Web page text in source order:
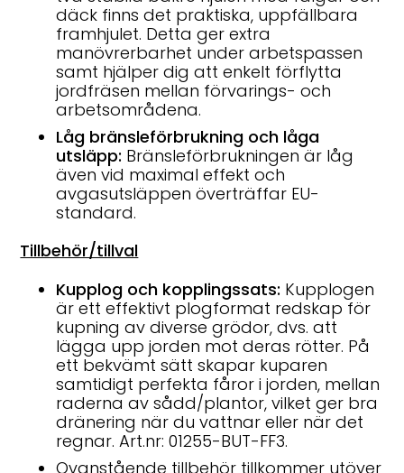
däck finns det praktiska, uppfällbara
framhjulet. Detta ger extra
manövrerbarhet under arbetspassen
samt hjälper dig att enkelt förflytta
jordfräsen mellan förvarings- och
arbetsområdena.
Låg bränsleförbrukning och låga
utsläpp: Bränsleförbrukningen är låg
även vid maximal effekt och
avgasutsläppen överträffar EU-
standard.
Tillbehör/tillval
Kupplog och kopplingssats: Kupplogen
är ett effektivt plogformat redskap för
kupning av diverse grödor, dvs. att
lägga upp jorden mot deras rötter. På
ett bekvämt sätt skapar kuparen
samtidigt perfekta fåror i jorden, mellan
raderna av sådd/plantor, vilket ger bra
dränering när du vattnar eller när det
regnar. Art.nr: 01255-BUT-FF3.
Ovanstående tillbehör tillkommer utöver